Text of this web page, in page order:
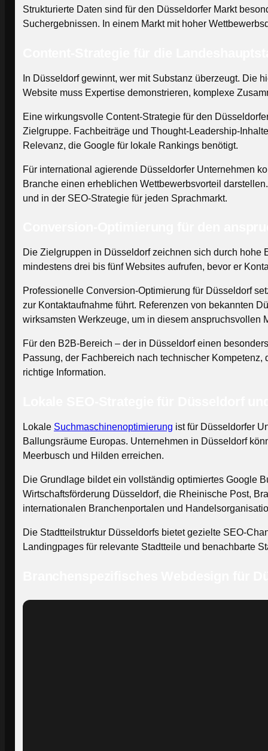
Strukturierte Daten sind für den Düsseldorfer Markt
Suchergebnissen. In einem Markt mit hoher
In Düsseldorf gewinnt, wer mit Substanz überzeugt. Die
Website muss Expertise demonstrieren, komplexe
Eine wirkungsvolle Content-Strategie für den
Zielgruppe. Fachbeiträge und Thought-Leadership-
Relevanz, die Google für lokale Rankings benötigt.
Für international agierende Düsseldorfer Unternehmen
Branche einen erheblichen Wettbewerbsvorteil
und in der SEO-Strategie für jeden Sprachmarkt.
Die Zielgruppen in Düsseldorf zeichnen sich durch
mindestens drei bis fünf Websites aufrufen, bevor er
Professionelle Conversion-Optimierung für Düsseldorf
zur Kontaktaufnahme führt. Referenzen von bekannten
wirksamsten Werkzeuge, um in diesem anspruchsvollen
Für den B2B-Bereich – der in Düsseldorf einen
Passung, der Fachbereich nach technischer
richtige Information.
Lokale Suchmaschinenoptimierung ist für Düsseldorfer
Ballungsräume Europas. Unternehmen in Düsseldorf
Meerbusch und Hilden erreichen.
Die Grundlage bildet ein vollständig optimiertes Google
Wirtschaftsförderung Düsseldorf, die Rheinische Post,
internationalen Branchenportalen und
Die Stadtteilstruktur Düsseldorfs bietet gezielte SEO-
Landingpages für relevante Stadtteile und benachbarte